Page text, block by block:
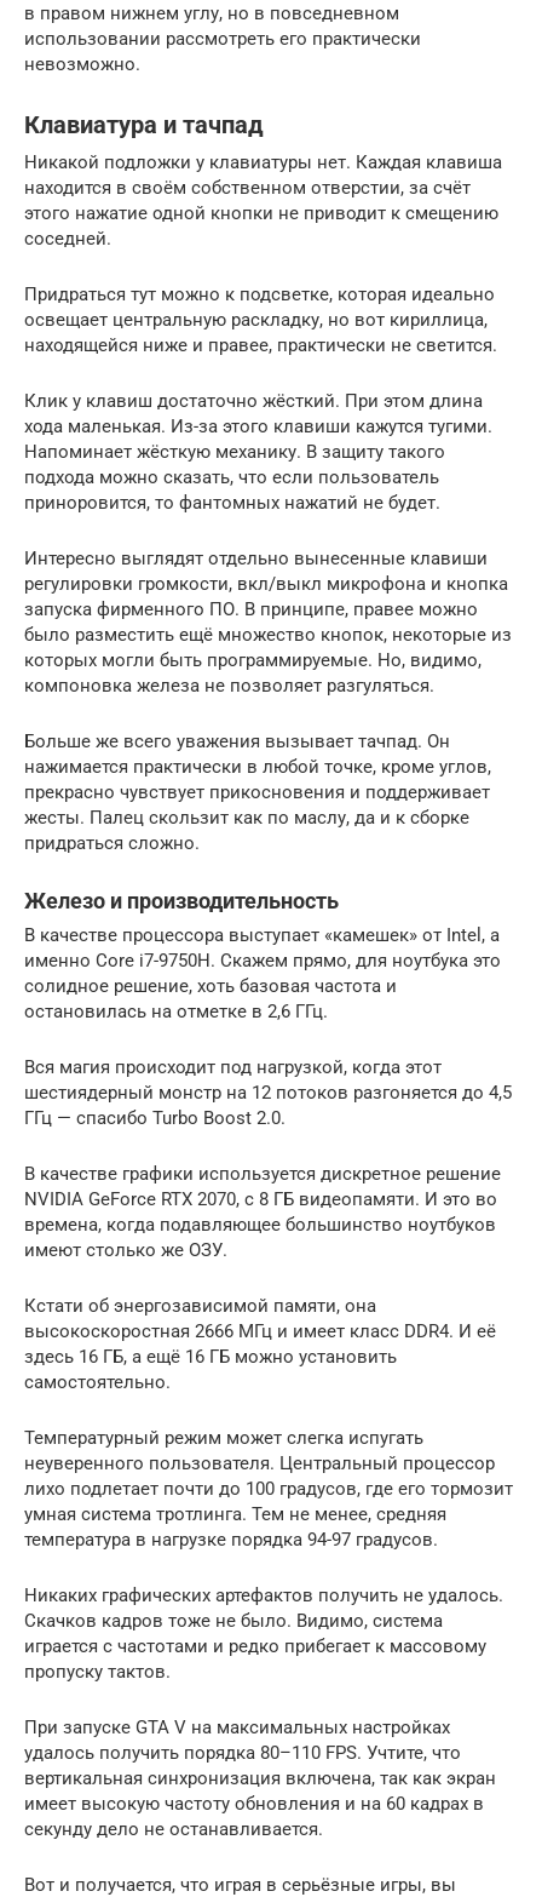
в правом нижнем углу, но в повседневном
использовании рассмотреть его практически
невозможно.
Клавиатура и тачпад
Никакой подложки у клавиатуры нет. Каждая клавиша
находится в своём собственном отверстии, за счёт
этого нажатие одной кнопки не приводит к смещению
соседней.
Придраться тут можно к подсветке, которая идеально
освещает центральную раскладку, но вот кириллица,
находящейся ниже и правее, практически не светится.
Клик у клавиш достаточно жёсткий. При этом длина
хода маленькая. Из-за этого клавиши кажутся тугими.
Напоминает жёсткую механику. В защиту такого
подхода можно сказать, что если пользователь
приноровится, то фантомных нажатий не будет.
Интересно выглядят отдельно вынесенные клавиши
регулировки громкости, вкл/выкл микрофона и кнопка
запуска фирменного ПО. В принципе, правее можно
было разместить ещё множество кнопок, некоторые из
которых могли быть программируемые. Но, видимо,
компоновка железа не позволяет разгуляться.
Больше же всего уважения вызывает тачпад. Он
нажимается практически в любой точке, кроме углов,
прекрасно чувствует прикосновения и поддерживает
жесты. Палец скользит как по маслу, да и к сборке
придраться сложно.
Железо и производительность
В качестве процессора выступает «камешек» от Intel, а
именно Core i7-9750H. Скажем прямо, для ноутбука это
солидное решение, хоть базовая частота и
остановилась на отметке в 2,6 ГГц.
Вся магия происходит под нагрузкой, когда этот
шестиядерный монстр на 12 потоков разгоняется до 4,5
ГГц — спасибо Turbo Boost 2.0.
В качестве графики используется дискретное решение
NVIDIA GeForce RTX 2070, с 8 ГБ видеопамяти. И это во
времена, когда подавляющее большинство ноутбуков
имеют столько же ОЗУ.
Кстати об энергозависимой памяти, она
высокоскоростная 2666 МГц и имеет класс DDR4. И её
здесь 16 ГБ, а ещё 16 ГБ можно установить
самостоятельно.
Температурный режим может слегка испугать
неуверенного пользователя. Центральный процессор
лихо подлетает почти до 100 градусов, где его тормозит
умная система тротлинга. Тем не менее, средняя
температура в нагрузке порядка 94-97 градусов.
Никаких графических артефактов получить не удалось.
Скачков кадров тоже не было. Видимо, система
играется с частотами и редко прибегает к массовому
пропуску тактов.
При запуске GTA V на максимальных настройках
удалось получить порядка 80–110 FPS. Учтите, что
вертикальная синхронизация включена, так как экран
имеет высокую частоту обновления и на 60 кадрах в
секунду дело не останавливается.
Вот и получается, что играя в серьёзные игры, вы